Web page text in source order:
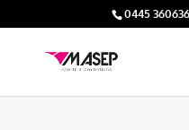
0445 360636